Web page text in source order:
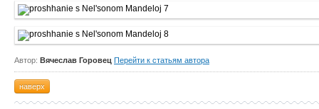
Автор: Вячеслав Горовец Перейти к статьям автора
наверх